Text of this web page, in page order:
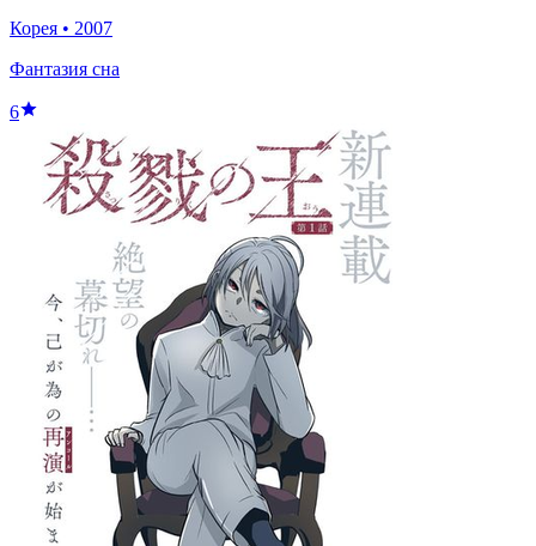
Корея • 2007
Фантазия сна
6